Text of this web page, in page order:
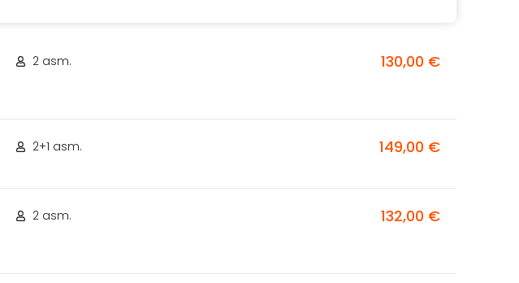
2 asm. 130,00 €
2+1 asm. 149,00 €
2 asm. 132,00 €